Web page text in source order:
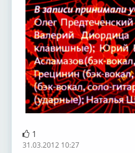
1
31.03.2012 10:27